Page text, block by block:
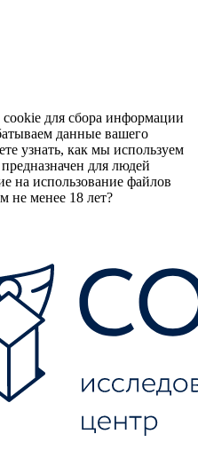
для сбора информации
данные вашего
узнать, как мы используем
для людей
на использование файлов
не менее 18 лет?